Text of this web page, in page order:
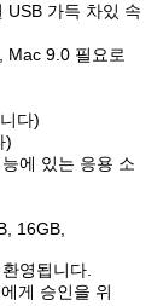
USB 가득 차있 속
Mac 9.0 필요로
다)
)
에 있는 응용 소
16GB,
영됩니다.
게 승인을 위